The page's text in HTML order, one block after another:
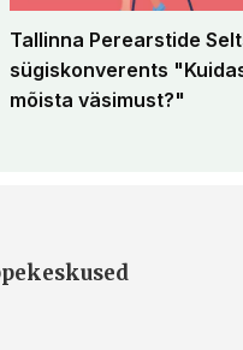
Tallinna Perearstide
sügiskonverents
mõista väsimust?"